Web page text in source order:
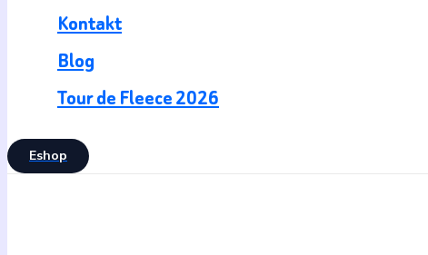
Kontakt
Blog
Tour de Fleece 2026
Eshop